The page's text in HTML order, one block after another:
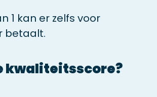
1 kan er zelfs voor
betaalt.
kwaliteitsscore?